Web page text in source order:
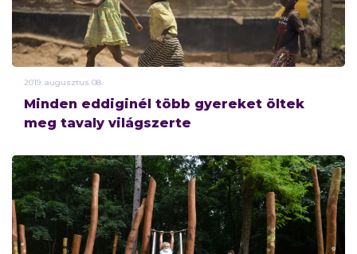
2019. augusztus 08.
Minden eddiginél több gyereket öltek
meg tavaly világszerte